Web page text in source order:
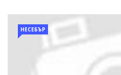
НЕСЕБЪР